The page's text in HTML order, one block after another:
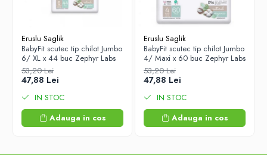
Eruslu Saglik
BabyFit scutec tip chilot Jumbo
6/ XL x 44 buc Zephyr Labs
53,20 Lei
47,88 Lei
IN STOC
Adauga in cos
Eruslu Saglik
BabyFit scutec tip chilot Jumbo
4/ Maxi x 60 buc Zephyr Labs
53,20 Lei
47,88 Lei
IN STOC
Adauga in cos